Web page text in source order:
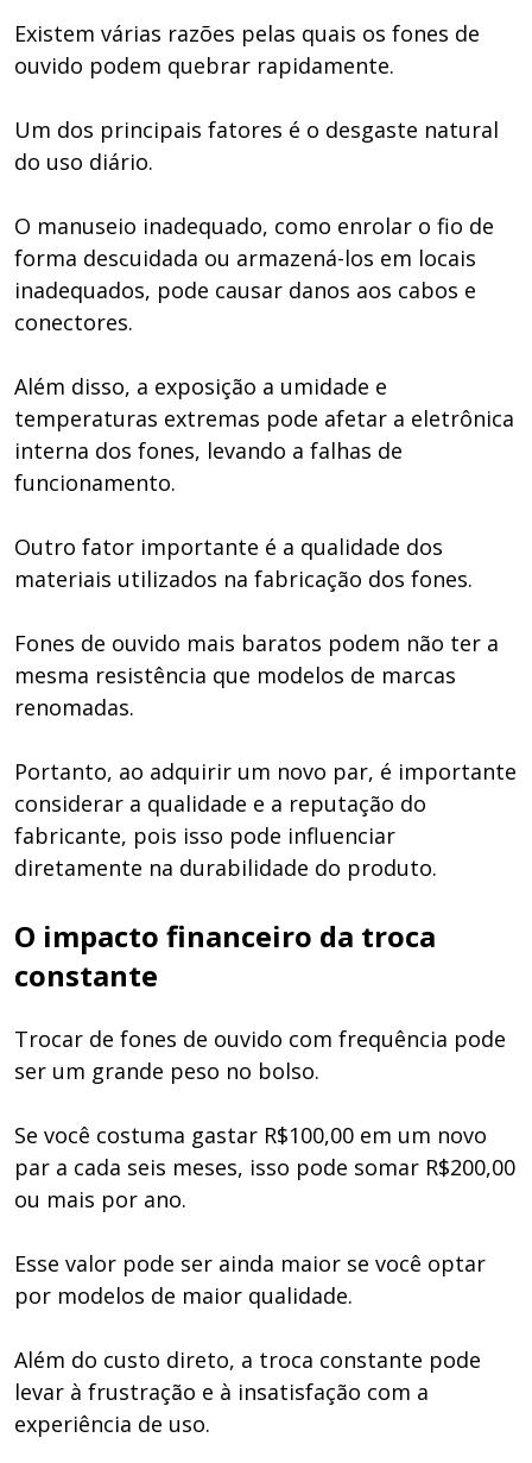
Existem várias razões pelas quais os fones de
ouvido podem quebrar rapidamente.
Um dos principais fatores é o desgaste natural
do uso diário.
O manuseio inadequado, como enrolar o fio de
forma descuidada ou armazená-los em locais
inadequados, pode causar danos aos cabos e
conectores.
Além disso, a exposição a umidade e
temperaturas extremas pode afetar a eletrônica
interna dos fones, levando a falhas de
funcionamento.
Outro fator importante é a qualidade dos
materiais utilizados na fabricação dos fones.
Fones de ouvido mais baratos podem não ter a
mesma resistência que modelos de marcas
renomadas.
Portanto, ao adquirir um novo par, é importante
considerar a qualidade e a reputação do
fabricante, pois isso pode influenciar
diretamente na durabilidade do produto.
O impacto financeiro da troca
constante
Trocar de fones de ouvido com frequência pode
ser um grande peso no bolso.
Se você costuma gastar R$100,00 em um novo
par a cada seis meses, isso pode somar R$200,00
ou mais por ano.
Esse valor pode ser ainda maior se você optar
por modelos de maior qualidade.
Além do custo direto, a troca constante pode
levar à frustração e à insatisfação com a
experiência de uso.